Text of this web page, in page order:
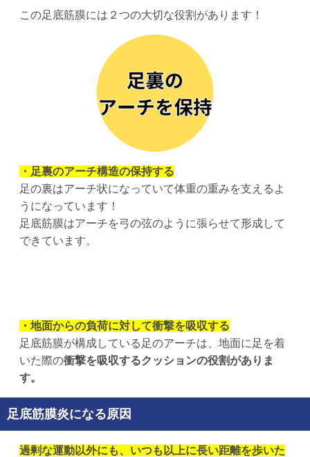
この足底筋膜には２つの大切な役割があります！
・足裏のアーチ構造の保持する
足の裏はアーチ状になっていて体重の重みを支えるよ
うになっています！
足底筋膜はアーチを弓の弦のように張らせて形成して
できています。
・地面からの負荷に対して衝撃を吸収する
足底筋膜が構成している足のアーチは、地面に足を着
いた際の衝撃を吸収するクッションの役割がありま
す。
足底筋膜炎になる原因
過剰な運動以外にも、いつも以上に長い距離を歩いた